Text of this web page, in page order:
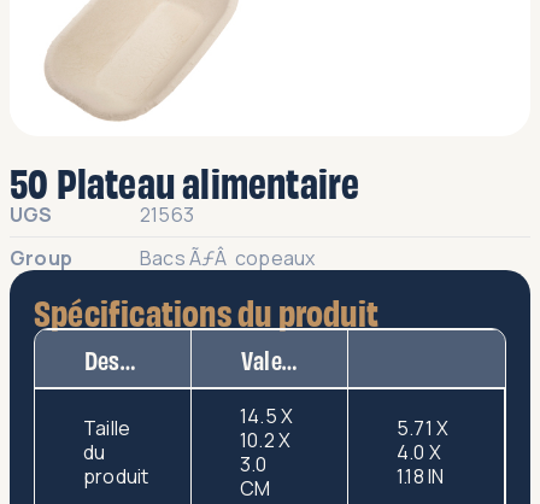
50 Plateau alimentaire
UGS
21563
Group
Bacs ÃƒÂ copeaux
Spécifications du produit
Description Valeur
Taille
du
produit
14.5 X
10.2 X
3.0
CM
5.71 X
4.0 X
1.18 IN